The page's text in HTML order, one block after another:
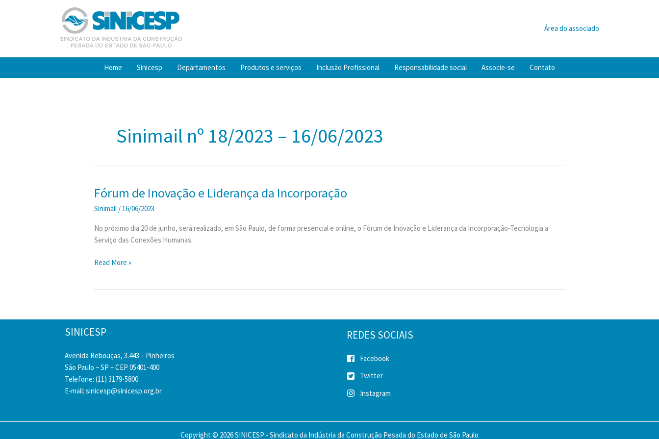
Área do associado
Home Sinicesp Departamentos Produtos e serviços Inclusão Profissional Responsabilidade social Associe-se Contato
Sinimail nº 18/2023 – 16/06/2023
Fórum de Inovação e Liderança da Incorporação
Sinimail / 16/06/2023
No próximo dia 20 de junho, será realizado, em São Paulo, de forma presencial e online, o Fórum de Inovação e Liderança da Incorporação-Tecnologia a
Serviço das Conexões Humanas.
Fórum
da
Incorporação
Read More »
SINICESP
Avenida Rebouças, 3.443 – Pinheiros
São Paulo – SP – CEP 05401-400
Telefone: (11) 3179-5800
E-mail: sinicesp@sinicesp.org.br
REDES SOCIAIS
Facebook
Twitter
Instagram
Copyright © 2026 SINICESP - Sindicato da Indústria da Construção Pesada do Estado de São Paulo